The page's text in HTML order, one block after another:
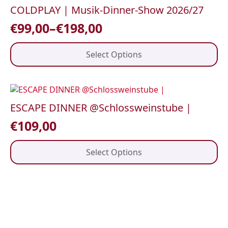
The
options
may
be
chosen
on
product
page
COLDPLAY | Musik-Dinner-Show 2026/27
€99,00–€198,00
Price
range:
€99,00
through
€198,00
Select Options
This
product
has
variants.
The
options
may
chosen
on
ESCAPE DINNER @Schlossweinstube |
€109,00
Select Options
This
product
has